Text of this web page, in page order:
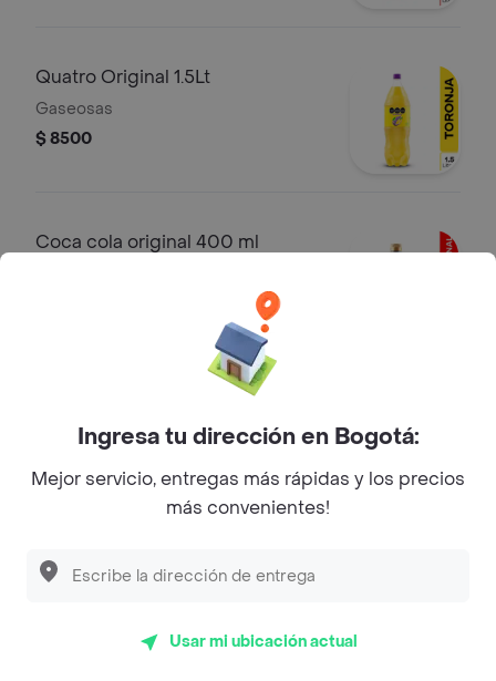
Quatro Original 1.5Lt
Gaseosas
$ 8500
Coca cola original 400 ml
Gaseosa
$ 5500
Sprite Original 400ml
Ingresa tu dirección en Bogotá:
Mejor servicio, entregas más rápidas y los precios
más convenientes!
Usar mi ubicación actual